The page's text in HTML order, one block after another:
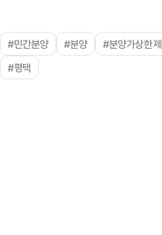
#민간분양 #분양 #분양가상한제
#평택